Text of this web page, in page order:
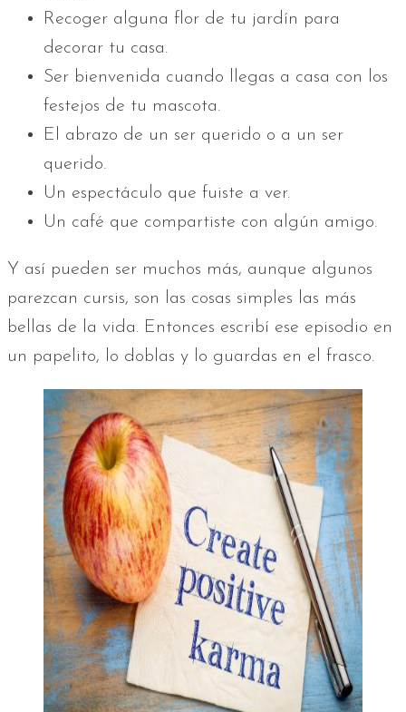
Recoger alguna flor de tu jardín para
decorar tu casa.
Ser bienvenida cuando llegas a casa con los
festejos de tu mascota.
El abrazo de un ser querido o a un ser
querido.
Un espectáculo que fuiste a ver.
Un café que compartiste con algún amigo.
Y así pueden ser muchos más, aunque algunos
parezcan cursis, son las cosas simples las más
bellas de la vida. Entonces escribí ese episodio en
un papelito, lo doblas y lo guardas en el frasco.